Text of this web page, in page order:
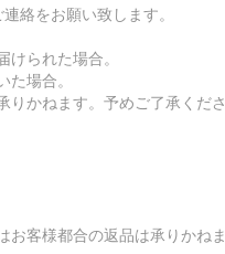
絡をお願い致します。
けられた場合。
場合。
りかねます。予めご了承くださ
お客様都合の返品は承りかねま